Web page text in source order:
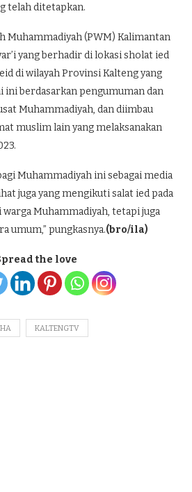
telah ditetapkan.
Muhammadiyah (PWM) Kalimantan
yang berhadir di lokasi sholat ied
di wilayah Provinsi Kalteng yang
ini berdasarkan pengumuman dan
Muhammadiyah, dan diimbau
muslim lain yang melaksanakan
Muhammadiyah ini sebagai media
juga yang mengikuti salat ied pada
Muhammadiyah, tetapi juga
umum,” pungkasnya.(bro/ila)
the love
KALTENGTV